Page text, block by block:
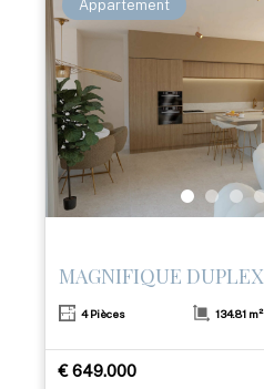
Appartement
4 Pièces 134.81 m²
€ 649.000